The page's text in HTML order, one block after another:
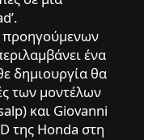
προηγούμενων
ένα
δημιουργία θα
των μοντέλων
και Giovanni
της Honda στη